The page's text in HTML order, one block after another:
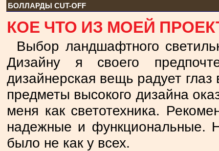
БОЛЛАРДЫ CUT-OFF
КОЕ ЧТО ИЗ МОЕЙ
Выбор ландшафтного
Дизайну я своего
дизайнерская вещь радует
предметы высокого дизайна
меня как светотехника.
надежные и функциональные.
было не как у всех.